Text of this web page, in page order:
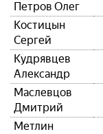
Петров Олег
Костицын
Сергей
Кудрявцев
Александр
Маслевцов
Дмитрий
Метлин